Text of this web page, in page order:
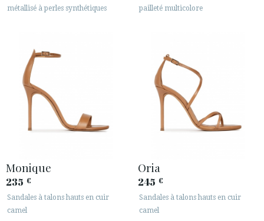
métallisé à perles synthétiques
pailleté multicolore
Monique
235 €
Sandales à talons hauts en cuir
camel
Oria
245 €
Sandales à talons hauts en cuir
camel